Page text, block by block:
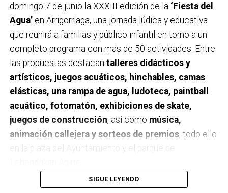
domingo 7 de junio la XXXIII edición de la ‘Fiesta del
Agua’en Arrigorriaga, una jornada lúdica y educativa
que reunirá a familias y público infantil en torno a un
completo programa con más de 50 actividades. Entre
las propuestas destacan talleres didácticos y
artísticos, juegos acuáticos, hinchables, camas
elásticas, una rampa de agua, ludoteca, paintball
acuático, fotomatón, exhibiciones de skate,
juegos de construcción, así como música,
animación callejera y sorteos de premios, todo ello
en la plaza del Ayuntamiento y el parque de
El programa se desarrollaráentre las 10:30 y las
SIGUE LEYENDO